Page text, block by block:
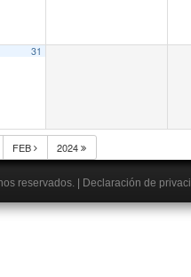
31
FEB 2024
reservados. Declaración de